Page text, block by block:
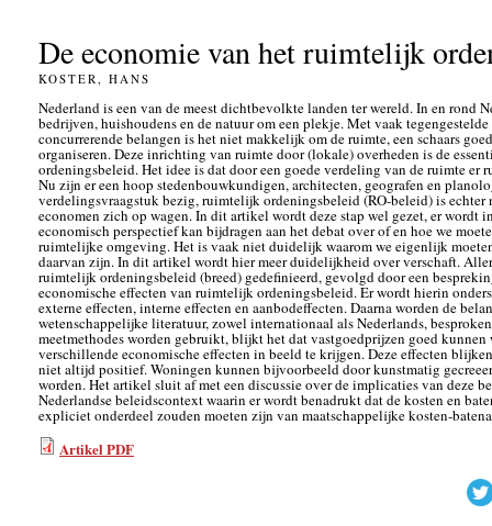
De economie van het ruimtelijk
KOSTER, HANS
Nederland is een van de meest dichtbevolkte landen ter wereld. In en rond
bedrijven, huishoudens en de natuur om een plekje. Met vaak
concurrerende belangen is het niet makkelijk om de ruimte, een schaars
organiseren. Deze inrichting van ruimte door (lokale) overheden is de
ordeningsbeleid. Het idee is dat door een goede verdeling van de ruimte
Nu zijn er een hoop stedenbouwkundigen, architecten, geografen en
verdelingsvraagstuk bezig, ruimtelijk ordeningsbeleid (RO-beleid) is echter
economen zich op wagen. In dit artikel wordt deze stap wel gezet, er wordt
economisch perspectief kan bijdragen aan het debat over of en hoe we
ruimtelijke omgeving. Het is vaak niet duidelijk waarom we eigenlijk
daarvan zijn. In dit artikel wordt hier meer duidelijkheid over verschaft.
ruimtelijk ordeningsbeleid (breed) gedefinieerd, gevolgd door een
economische effecten van ruimtelijk ordeningsbeleid. Er wordt hierin
externe effecten, interne effecten en aanbodeffecten. Daarna worden de
wetenschappelijke literatuur, zowel internationaal als Nederlands,
meetmethodes worden gebruikt, blijkt het dat vastgoedprijzen goed
verschillende economische effecten in beeld te krijgen. Deze effecten
niet altijd positief. Woningen kunnen bijvoorbeeld door kunstmatig
worden. Het artikel sluit af met een discussie over de implicaties van deze
Nederlandse beleidscontext waarin er wordt benadrukt dat de kosten en
expliciet onderdeel zouden moeten zijn van maatschappelijke kosten-
Artikel PDF